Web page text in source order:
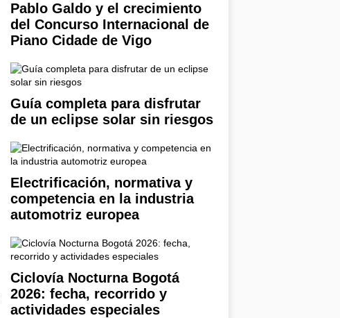
Pablo Galdo y el crecimiento
del Concurso Internacional de
Piano Cidade de Vigo
Guía completa para disfrutar
de un eclipse solar sin riesgos
Electrificación, normativa y
competencia en la industria
automotriz europea
Ciclovía Nocturna Bogotá
2026: fecha, recorrido y
actividades especiales